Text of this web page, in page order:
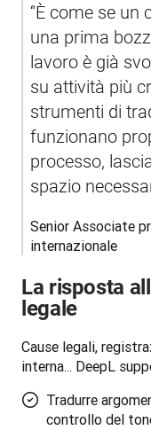
“È come se un
una prima
lavoro è già
su attività più
strumenti di
funzionano
processo,
spazio
Senior Associate
internazionale
La risposta
legale
Cause legali,
interna... DeepL
Tradurre
controllo del